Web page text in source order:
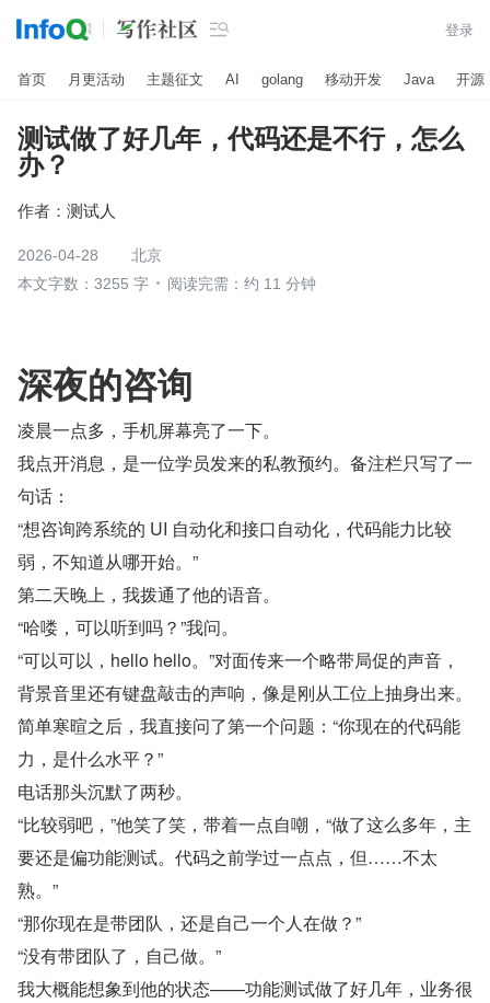
 登录
首页 月更活动 主题征文 AI golang 移动开发 Java 开源
测试做了好几年，代码还是不行，怎么
办？
作者： 测试人
2026-04-28
北京
本文字数：3255 字
阅读完需：约 11 分钟
深夜的咨询
凌晨一点多，手机屏幕亮了一下。
我点开消息，是一位学员发来的私教预约。备注栏只写了一
句话：
“想咨询跨系统的 UI 自动化和接口自动化，代码能力比较
弱，不知道从哪开始。”
第二天晚上，我拨通了他的语音。
“哈喽，可以听到吗？”我问。
“可以可以，hello hello。”对面传来一个略带局促的声音，
背景音里还有键盘敲击的声响，像是刚从工位上抽身出来。
简单寒暄之后，我直接问了第一个问题：“你现在的代码能
力，是什么水平？”
电话那头沉默了两秒。
“比较弱吧，”他笑了笑，带着一点自嘲，“做了这么多年，主
要还是偏功能测试。代码之前学过一点点，但……不太
熟。”
“那你现在是带团队，还是自己一个人在做？”
“没有带团队了，自己做。”
我大概能想象到他的状态——功能测试做了好几年，业务很